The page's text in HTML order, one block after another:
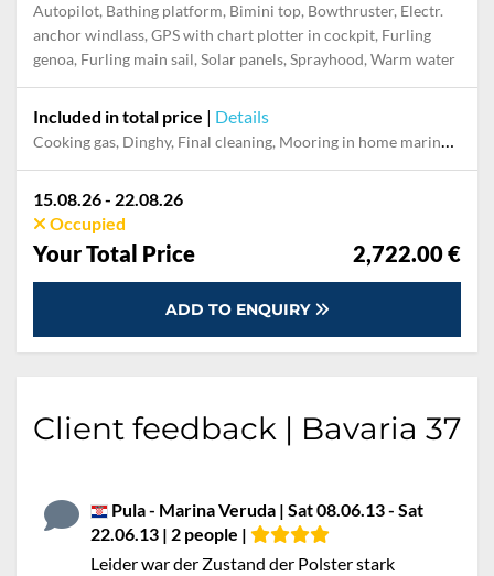
Autopilot, Bathing platform, Bimini top, Bowthruster, Electr.
anchor windlass, GPS with chart plotter in cockpit, Furling
genoa, Furling main sail, Solar panels, Sprayhood, Warm water
Included in total price | Details
Cooking gas, Dinghy, Final cleaning, Mooring in home marina for first and last night, Permit / Transitlog
15.08.26 - 22.08.26
Occupied
Your Total Price 2,722.00 €
ADD TO ENQUIRY
Client feedback | Bavaria 37
Pula - Marina Veruda | Sat 08.06.13 - Sat
22.06.13 | 2 people |
Leider war der Zustand der Polster stark